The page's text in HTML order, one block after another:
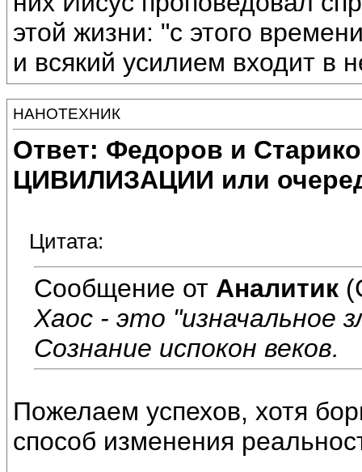
этой жизни: "с этого
и всякий усилием входит в
НАНОТЕХНИК
Ответ: Федоров и
ЦИВИЛИЗАЦИИ или
Цитата:
Сообщение от Аналитик
Хаос - это "изначальное
Сознание испокон веков.
Пожелаем успехов, хотя
способ изменения